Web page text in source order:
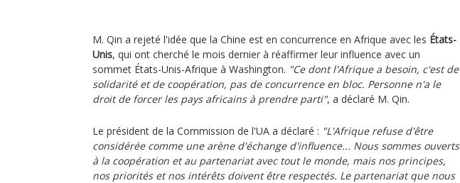
M. Qin a rejeté l'idée que la Chine est en concurrence en Afrique avec les États-
Unis, qui ont cherché le mois dernier à réaffirmer leur influence avec un
sommet États-Unis-Afrique à Washington. "Ce dont l'Afrique a besoin, c'est de
solidarité et de coopération, pas de concurrence en bloc. Personne n'a le
droit de forcer les pays africains à prendre parti", a déclaré M. Qin.
Le président de la Commission de l'UA a déclaré : "L'Afrique refuse d'être
considérée comme une arène d'échange d'influence... Nous sommes ouverts
à la coopération et au partenariat avec tout le monde, mais nos principes,
nos priorités et nos intérêts doivent être respectés. Le partenariat que nous